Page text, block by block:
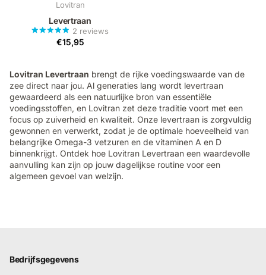
Lovitran
Levertraan
2 reviews
€15,95
Lovitran Levertraan brengt de rijke voedingswaarde van de
zee direct naar jou. Al generaties lang wordt levertraan
gewaardeerd als een natuurlijke bron van essentiële
voedingsstoffen, en Lovitran zet deze traditie voort met een
focus op zuiverheid en kwaliteit. Onze levertraan is zorgvuldig
gewonnen en verwerkt, zodat je de optimale hoeveelheid van
belangrijke Omega-3 vetzuren en de vitaminen A en D
binnenkrijgt. Ontdek hoe Lovitran Levertraan een waardevolle
aanvulling kan zijn op jouw dagelijkse routine voor een
algemeen gevoel van welzijn.
Bedrijfsgegevens